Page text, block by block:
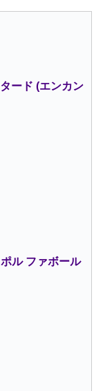
ード (エンカン
ル ファボール